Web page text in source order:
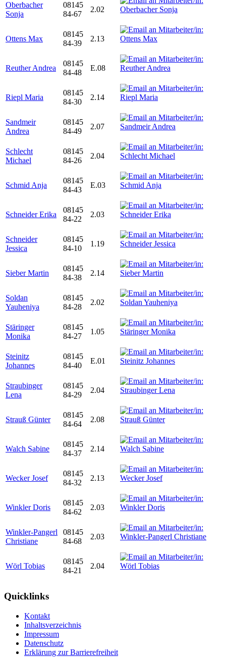
Oberbacher
Sonja
08145
84-67
2.02
Ottens Max
08145
84-39
2.13
Reuther Andrea
08145
84-48
E.08
Riepl Maria
08145
84-30
2.14
Sandmeir
Andrea
08145
84-49
2.07
Schlecht
Michael
08145
84-26
2.04
Schmid Anja
08145
84-43
E.03
Schneider Erika
08145
84-22
2.03
Schneider
Jessica
08145
84-10
1.19
Sieber Martin
08145
84-38
2.14
Soldan
Yauheniya
08145
84-28
2.02
Stäringer
Monika
08145
84-27
1.05
Steinitz
Johannes
08145
84-40
E.01
Straubinger
Lena
08145
84-29
2.04
Strauß Günter
08145
84-64
2.08
Walch Sabine
08145
84-37
2.14
Wecker Josef
08145
84-32
2.13
Winkler Doris
08145
84-62
2.03
Winkler-Pangerl
Christiane
08145
84-68
2.03
Wörl Tobias
08145
84-21
2.04
Quicklinks
Kontakt
Inhaltsverzeichnis
Impressum
Datenschutz
Erklärung zur Barrierefreiheit